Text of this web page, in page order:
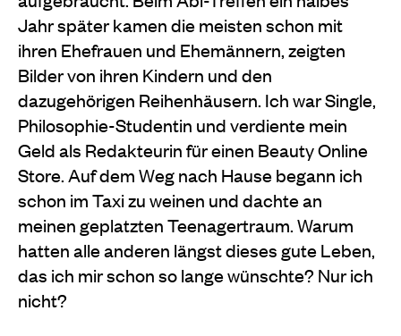
Jahr später kamen die meisten schon mit
ihren Ehefrauen und Ehemännern, zeigten
Bilder von ihren Kindern und den
dazugehörigen Reihenhäusern. Ich war Single,
Philosophie-Studentin und verdiente mein
Geld als Redakteurin für einen Beauty Online
Store. Auf dem Weg nach Hause begann ich
schon im Taxi zu weinen und dachte an
meinen geplatzten Teenagertraum. Warum
hatten alle anderen längst dieses gute Leben,
das ich mir schon so lange wünschte? Nur ich
nicht?